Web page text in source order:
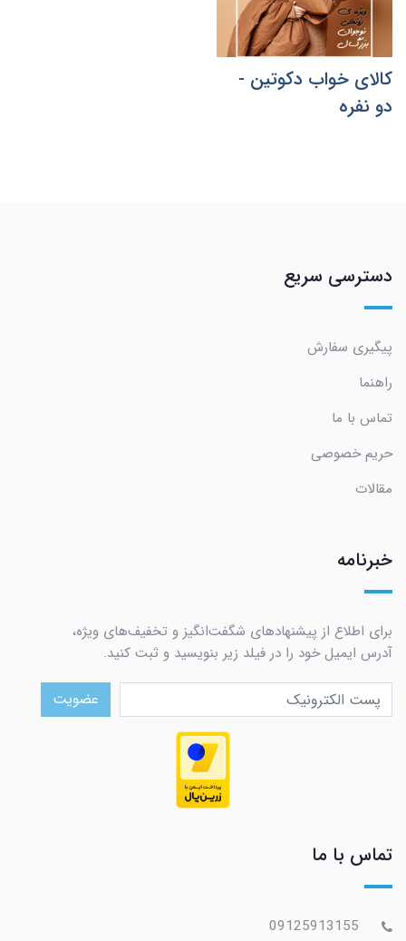
کالای خواب دکوتین -
دو نفره
دسترسی سریع
پیگیری سفارش
راهنما
تماس با ما
حریم خصوصی
مقالات
خبرنامه
برای اطلاع از پیشنهادهای شگفت‌انگیز و تخفیف‌های ویژه،
آدرس ایمیل خود را در فیلد زیر بنویسید و ثبت کنید.
عضویت
تماس با ما